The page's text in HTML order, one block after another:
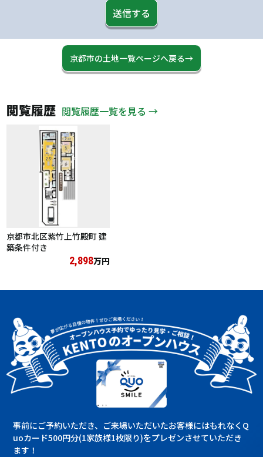
送信する
京都市の土地一覧ページへ戻る→
閲覧履歴 閲覧履歴一覧を見る →
京都市北区紫竹上竹殿町 建
築条件付き
2,898万円
事前にご予約いただき、ご来場いただいたお客様にはもれなくQ
uoカード500円分(1家族様1枚限り)をプレゼンさせていただき
ます！